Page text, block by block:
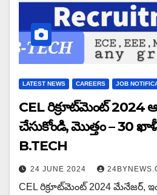
LATEST NEWS CAREERS JOB
CEL రిక్రూట్‌మెంట్ 2024
చేసుకోండి, మొత్తం – 30
B.TECH
24 JUNE 2024
CEL రిక్రూట్‌మెంట్ 2024 మేనేజర్,